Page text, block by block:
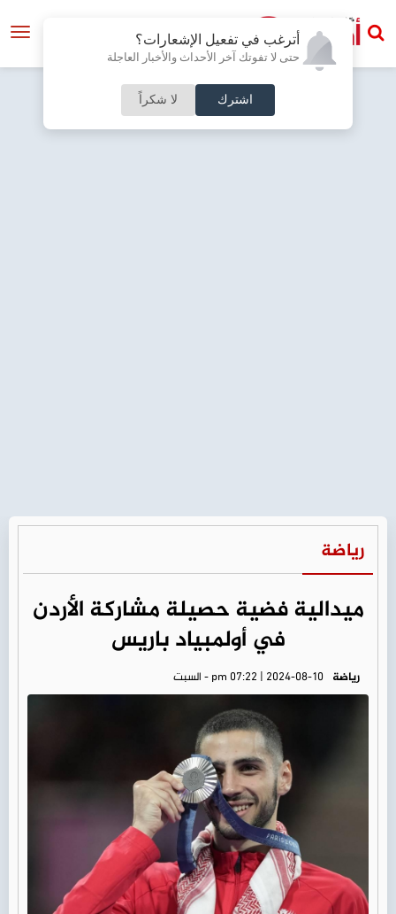
أترغب في تفعيل الإشعارات؟
حتى لا تفوتك آخر الأحداث والأخبار العاجلة
اشترك لا شكراً
رياضة
ميدالية فضية حصيلة مشاركة الأردن
في أولمبياد باريس
رياضة pm 07:22 | 2024-08-10 - السبت